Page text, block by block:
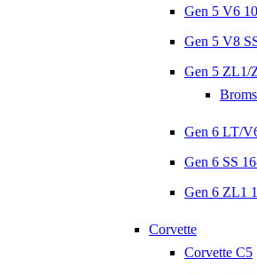
Gen 5 V6
Gen 5 V8
Gen 5 ZL1/
Gen 6 LT/
Gen 6 SS
Gen 6 ZL1
Corvette
Corvette C5